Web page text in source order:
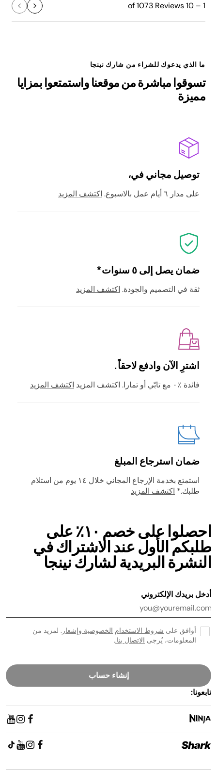
1 – 10 of 1073 Reviews
ما الذي يدعوك للشراء من شارك نينجا
تسوقوا مباشرة من موقعنا واستمتعوا بمزايا
مميزة
توصيل مجاني في،
على مدار ٦ أيام عمل بالاسبوع. اكتشف المزيد
ضمان يصل إلى ٥ سنوات*
ثقة في التصميم والجودة. اكتشف المزيد
اشترِ الآن وادفع لاحقاً.
فائدة ٪٠ مع تابّي أو تمارا. اكتشف المزيد اكتشف المزيد
ضمان استرجاع المبلغ
استمتع بخدمة الإرجاع المجاني خلال ١٤ يوم من استلام
طلبك.* اكتشف المزيد
احصلوا على خصم ١٠٪ على
طلبكم الأول عند الاشتراك في
النشرة البريدية لشارك نينجا
أدخل بريدك الإلكتروني
أوافق على شروط الاستخدام الخصوصية وإشعار . لمزيد من
المعلومات، يُرجى الاتصال بنا..
إنشاء حساب
تابعونا: